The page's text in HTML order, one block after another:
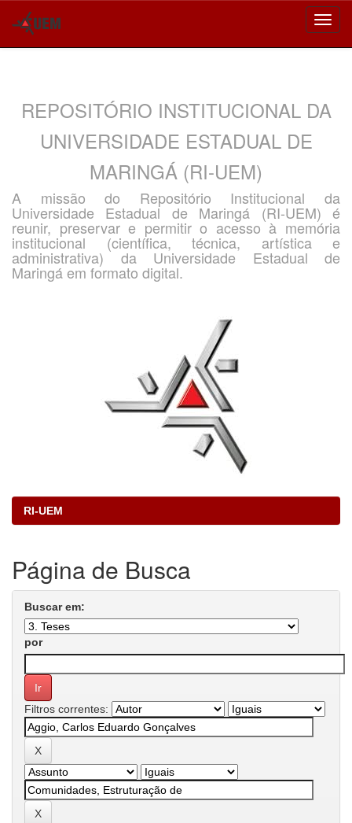
REPOSITÓRIO INSTITUCIONAL DA
UNIVERSIDADE ESTADUAL DE
MARINGÁ (RI-UEM)
A missão do Repositório Institucional da
Universidade Estadual de Maringá (RI-UEM) é
reunir, preservar e permitir o acesso à memória
institucional (científica, técnica, artística e
administrativa) da Universidade Estadual de
Maringá em formato digital.
RI-UEM
Página de Busca
Buscar em:
por
Filtros correntes: